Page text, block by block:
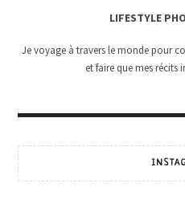
LIFESTYLE
Je voyage à travers le monde pour
et faire que mes récits